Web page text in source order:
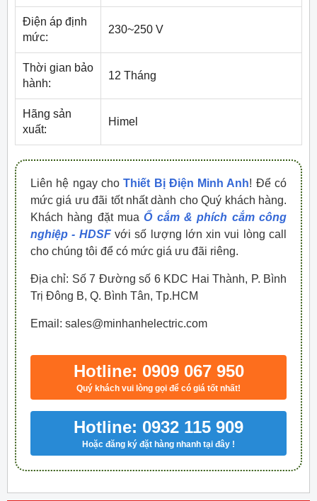
Điện áp định
mức:
230~250 V
Thời gian bảo
hành:
12 Tháng
Hãng sản
xuất:
Himel
Liên hệ ngay choThiết Bị Điện Minh Anh! Để có
mức giá ưu đãi tốt nhất dành cho Quý khách hàng.
Khách hàng đặt muaỔ cắm & phích cắm công
nghiệp - HDSF với số lượng lớn xin vui lòng call
cho chúng tôi để có mức giá ưu đãi riêng.
Địa chỉ: Số 7 Đường số 6 KDC Hai Thành, P. Bình
Trị Đông B, Q. Bình Tân, Tp.HCM
Email: sales@minhanhelectric.com
Hotline: 0909 067 950
Quý khách vui lòng gọi để có giá tốt nhất!
Hotline: 0932 115 909
Hoặc đăng ký đặt hàng nhanh tại đây !